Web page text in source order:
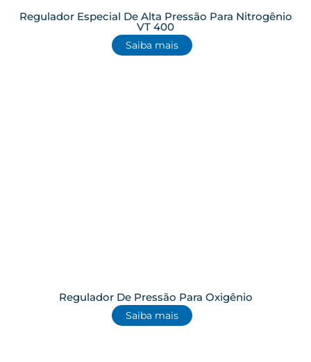
Regulador Especial De Alta Pressão Para Nitrogênio
VT 400
Saiba mais
Regulador De Pressão Para Oxigênio
Saiba mais